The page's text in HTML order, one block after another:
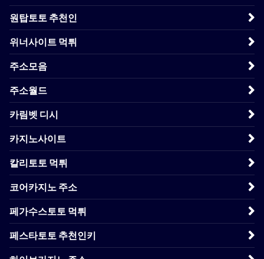
원탑토토 추천인
위너사이트 먹튀
주소모음
주소월드
카림벳 디시
카지노사이트
칼리토토 먹튀
코어카지노 주소
페가수스토토 먹튀
페스타토토 추천인키